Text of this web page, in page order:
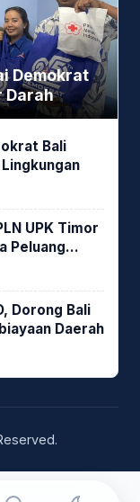
Demokrat
Darah
Bali
UPK Timor
Peluang
PLTU Bolok
Dorong Bali
Daerah